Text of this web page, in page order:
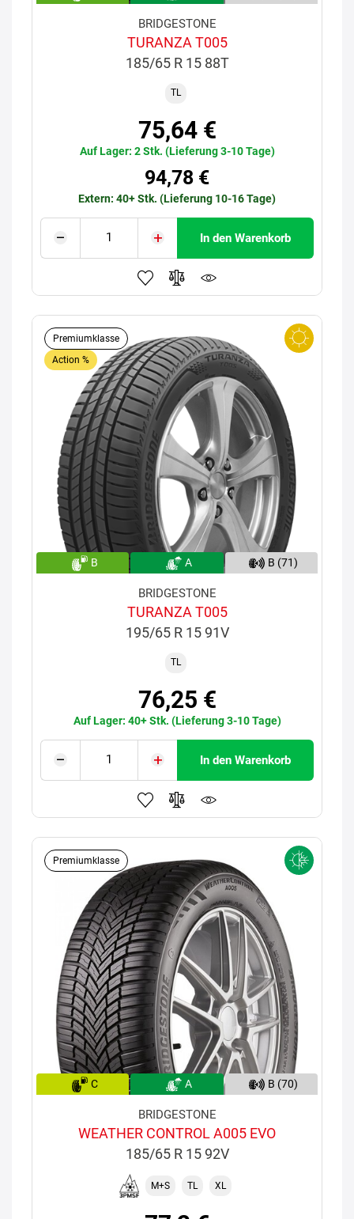
BRIDGESTONE
TURANZA T005
185/65 R 15 88T
TL
75,64 €
Auf Lager: 2 Stk. (Lieferung 3-10 Tage)
94,78 €
Extern: 40+ Stk. (Lieferung 10-16 Tage)
In den Warenkorb
Premiumklasse
Action %
B A B (71)
BRIDGESTONE
TURANZA T005
195/65 R 15 91V
TL
76,25 €
Auf Lager: 40+ Stk. (Lieferung 3-10 Tage)
In den Warenkorb
Premiumklasse
C A B (70)
BRIDGESTONE
WEATHER CONTROL A005 EVO
185/65 R 15 92V
M+S TL XL